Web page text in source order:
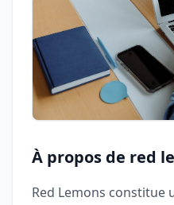
À propos de red
Red Lemons constitue